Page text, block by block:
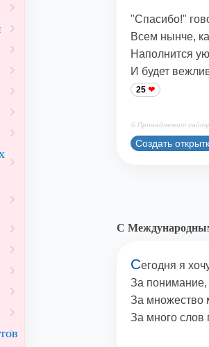
"Спасибо!"
Всем нынче,
Наполнится
И будет
25
© Принадлежит
Создать
С
Сегодня я
За понимание,
За множество
За много слов